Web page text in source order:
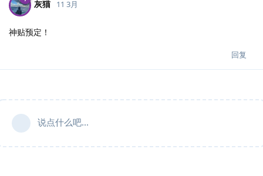
灰猫 11 3月
神贴预定！
回复
说点什么吧...